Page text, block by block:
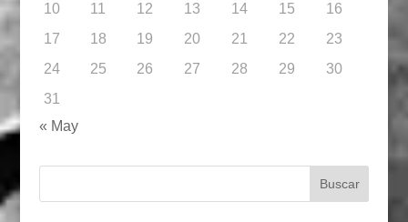
10
11 12 13 14 15
16
17
18 19 20 21 22
23
24
25 26 27 28 29
30
31
« May